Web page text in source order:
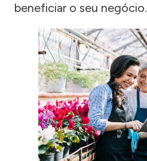
beneficiar o seu negócio.